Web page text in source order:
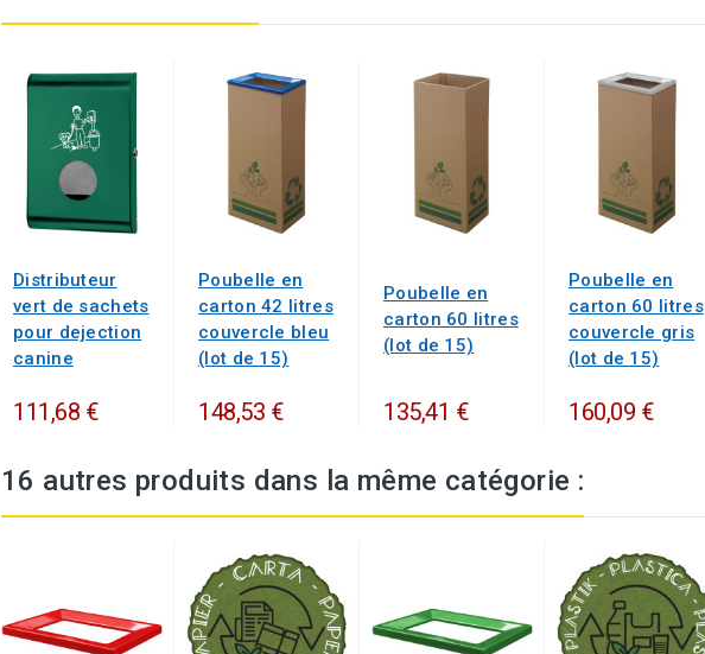
Distributeur
vert de sachets
pour dejection
canine
111,68 €
Poubelle en
carton 42 litres
couvercle bleu
(lot de 15)
148,53 €
Poubelle en
carton 60 litres
(lot de 15)
135,41 €
Poubelle en
carton 60 litres
couvercle gris
(lot de 15)
160,09 €
16 autres produits dans la même catégorie :